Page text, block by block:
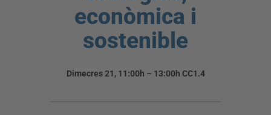
econòmica i
sostenible
Dimecres 21, 11:00h – 13:00h CC1.4